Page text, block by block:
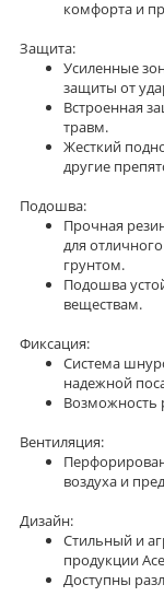
комфорта и
Защита:
Усиленные
защиты от
Встроенная
травм.
Жесткий
другие
Подошва:
Прочная
для
грунтом.
Подошва
веществам.
Фиксация:
Система
надежной
Возможность
Вентиляция:
воздуха и
Дизайн:
Стильный и
продукции
Доступны